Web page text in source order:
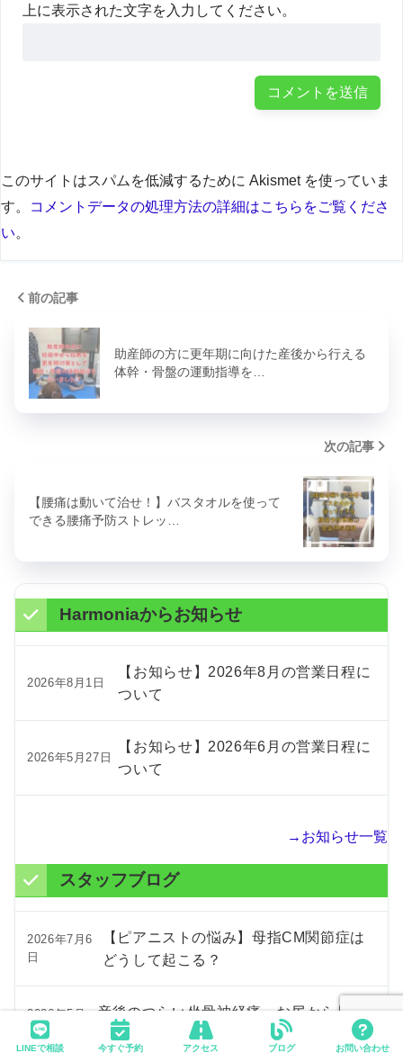
上に表示された文字を入力してください。
このサイトはスパムを低減するために Akismet を使っていま
す。
コメントデータの処理方法の詳細はこちらをご覧くださ
い。
前の記事
助産師の方に更年期に向けた産後から行える
体幹・骨盤の運動指導を…
次の記事
【腰痛は動いて治せ！】バスタオルを使って
できる腰痛予防ストレッ…
Harmoniaからお知らせ
2026年8月1日
【お知らせ】2026年8月の営業日程に
ついて
2026年5月27日
【お知らせ】2026年6月の営業日程に
ついて
→お知らせ一覧
スタッフブログ
2026年7月6
日
【ピアニストの悩み】母指CM関節症は
どうして起こる？
2026年5月
16日
産後のつらい坐骨神経痛…お尻から足の
痛みの原因とケア方法
LINEで相談 今すぐ予約 アクセス ブログ お問い合わせ